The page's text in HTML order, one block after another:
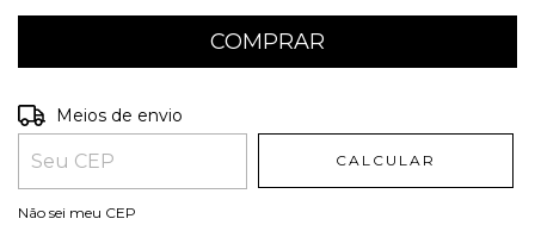
Entregas para o CEP:
Meios de envio
CALCULAR
Não sei meu CEP